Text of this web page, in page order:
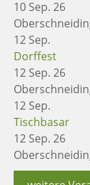
10 Sep. 26
12 Sep.
Dorffest
12 Sep. 26
12 Sep.
Tischbasar
12 Sep. 26